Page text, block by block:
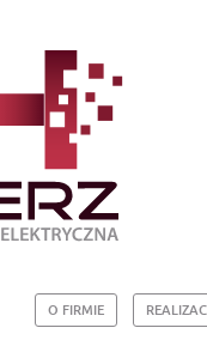
O FIRMIE